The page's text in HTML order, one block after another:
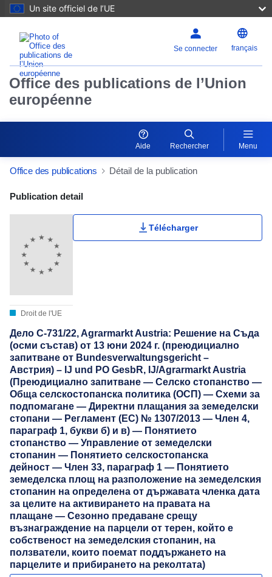
Un site officiel de l’UE
Se connecter français
Office des publications de l’Union
européenne
Aide Rechercher Menu
Office des publications Détail de la publication
Publication Detail Actions Portlet
Publication detail
Droit de l'UE
Télécharger
Дело C-731/22, Agrarmarkt Austria: Решение на Съда
(осми състав) от 13 юни 2024 г. (преюдициално
запитване от Bundesverwaltungsgericht –
Австрия) – IJ und PO GesbR, IJ/Agrarmarkt Austria
(Преюдициално запитване — Селско стопанство —
Обща селскостопанска политика (ОСП) — Схеми за
подпомагане — Директни плащания за земеделски
стопани — Регламент (ЕС) № 1307/2013 — Член 4,
параграф 1, букви б) и в) — Понятието
стопанство — Управление от земеделски
стопанин — Понятието селскостопанска
дейност — Член 33, параграф 1 — Понятието
земеделска площ на разположение на земеделския
стопанин на определена от държавата членка дата
за целите на активирането на правата на
плащане — Сезонно предаване срещу
възнаграждение на парцели от терен, който е
собственост на земеделския стопанин, на
ползватели, които поемат поддържането на
парцелите и прибирането на реколтата)